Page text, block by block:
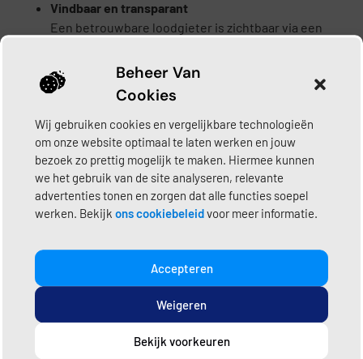
Beheer Van
Cookies
Wij gebruiken cookies en vergelijkbare technologieën
om onze website optimaal te laten werken en jouw
bezoek zo prettig mogelijk te maken. Hiermee kunnen
we het gebruik van de site analyseren, relevante
advertenties tonen en zorgen dat alle functies soepel
werken. Bekijk ons cookiebeleidvoor meer informatie.
Accepteren
Weigeren
Bekijk voorkeuren
Vindbaar en transparant
Een betrouwbare loodgieter is zichtbaar via een
communiceert duidelijk over zijn diensten.
Positieve reviews
Ervaringen van eerdere klanten kunnen een goede
indicatie geven van de kwaliteit. Let op het
algemene beeld en hoe een loodgieter omgaat met
feedback.
Lokale binding
Een loodgieter met een vestiging in Zeeland kent
de regio en is beschikbaar voor nazorg en
Bij Loodgietershub.nl werken wij samen met
vakbekwame loodgieters die voldoen aan professionele
professional in Zeeland te vinden die past bij uw